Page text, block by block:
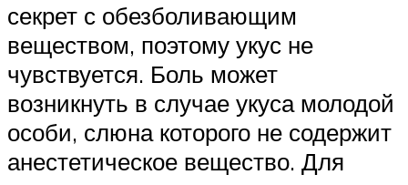
секрет с обезболивающим
веществом, поэтому укус не
чувствуется. Боль может
возникнуть в случае укуса молодой
особи, слюна которого не содержит
анестетическое вещество. Для